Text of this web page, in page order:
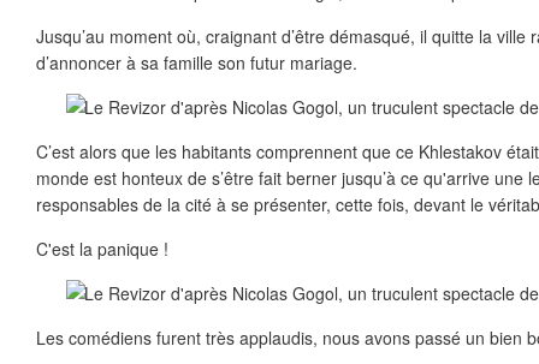
Jusqu’au moment où, craignant d’être démasqué, il quitte la ville
d’annoncer à sa famille son futur mariage.
C’est alors que les habitants comprennent que ce Khlestakov
monde est honteux de s’être fait berner jusqu’à ce qu'arrive une
responsables de la cité à se présenter, cette fois, devant le
C'est la panique !
Les comédiens furent très applaudis, nous avons passé un bien